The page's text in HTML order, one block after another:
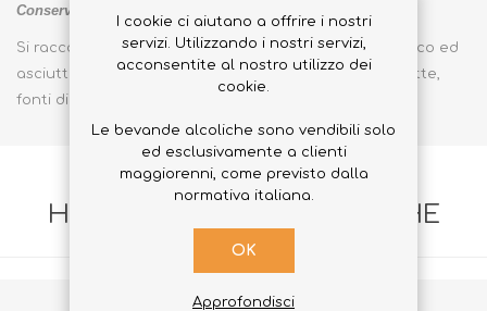
Conservazione:
Si raccomanda di conservare il prodotto in luogo fresco ed
asciutto, lontano da fonti di calore dirette e/o indirette,
fonti di luce intensa naturale.
HANNO ACQUISTATO ANCHE
I cookie ci aiutano a offrire i nostri
servizi. Utilizzando i nostri servizi,
acconsentite al nostro utilizzo dei
cookie.
Le bevande alcoliche sono vendibili solo
ed esclusivamente a clienti
maggiorenni, come previsto dalla
normativa italiana.
OK
Approfondisci